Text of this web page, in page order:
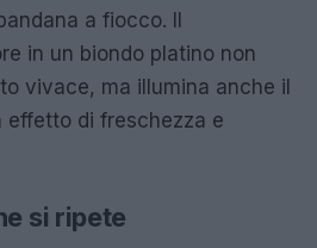
a fiocco. Il
in un biondo platino non
vivace, ma illumina anche il
effetto di freschezza e
si ripete